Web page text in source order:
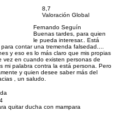
8,7
Valoración Global
Fernando Seguín
Buenas tardes, para quien
le pueda interesar.. Está
contar una tremenda falsedad....
y eso es lo más claro que mis propias
vez en cuando existen personas de
mi palabra contra la está persona. Pero
y quien desee saber más del
, un saludo.
quitar ducha con mampara